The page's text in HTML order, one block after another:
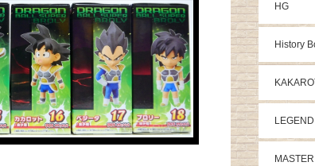
HG
History
LEGEND